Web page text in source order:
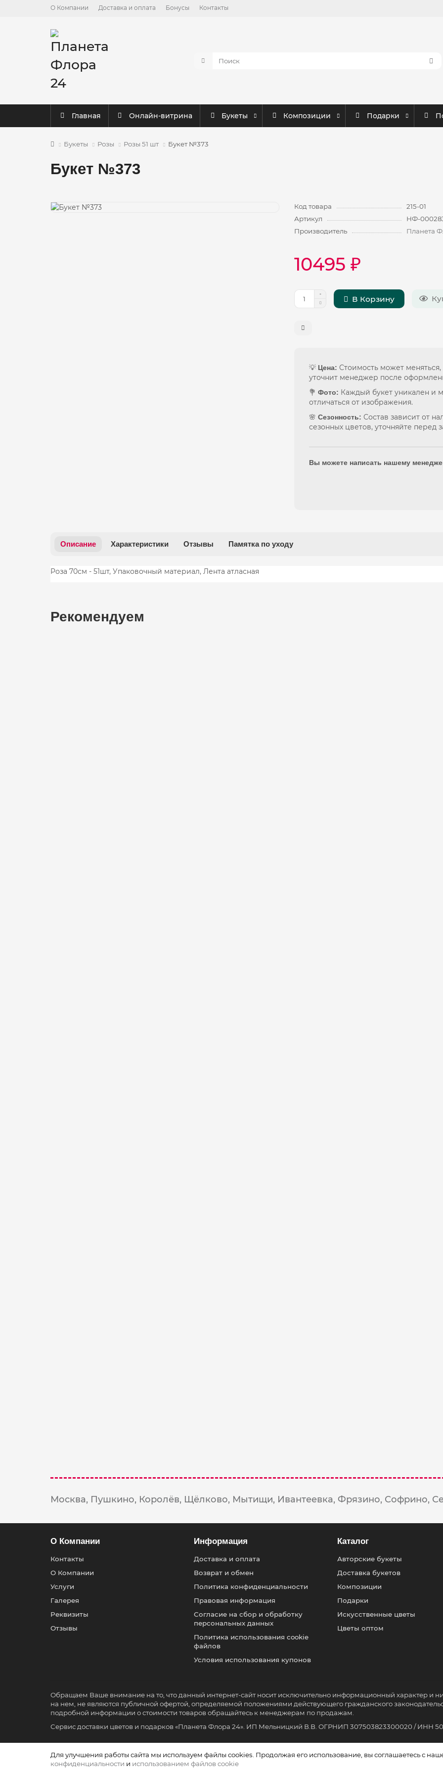
О Компании Доставка и оплата Бонусы Контакты
Главная Онлайн-витрина Букеты Композиции Подарки
Букеты Розы Розы 51 шт Букет №373
Букет №373
Код товара
215-01
Артикул
НФ-
Производитель
Планета
10495 ₽
В Корзину
💡 Цена: Стоимость может
уточнит менеджер после
💐Фото: Каждый букет уникален и
отличаться от изображения.
🌸Сезонность: Состав зависит от
сезонных цветов, уточняйте перед
Вы можете написать нашему
Описание Характеристики Отзывы Памятка по уходу
Роза 70см - 51шт, Упаковочный материал, Лента атласная
Рекомендуем
Москва, Пушкино, Королёв, Щёлково, Мытищи, Ивантеевка, Фрязино, Софрино,
Для улучшения работы сайта мы используем файлы cookies. Продолжая его использование, вы соглашаетесь с
конфиденциальности и использованием файлов cookie
О Компании
Контакты
О Компании
Услуги
Галерея
Реквизиты
Отзывы
Информация
Доставка и оплата
Возврат и обмен
Политика конфиденциальности
Правовая информация
Согласие на сбор и обработку
персональных данных
Политика использования cookie
файлов
Условия использования купонов
Каталог
Авторские букеты
Доставка букетов
Композиции
Подарки
Искусственные цветы
Цветы оптом
Обращаем Ваше внимание на то, что данный интернет-сайт носит исключительно информационный характер и
на нем, не являются публичной офертой, определяемой положениями действующего гражданского
подробной информации о стоимости товаров обращайтесь к менеджерам по продажам.
Сервис доставки цветов и подарков «Планета Флора 24». ИП Мельницкий В.В. ОГРНИП 307503823300020 / ИНН